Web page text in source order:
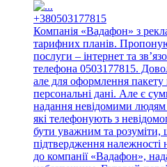
+380503177815
Компанія «Вадафон» з
тарифних планів.
послуги – інтернет та
телефона 0503177815.
але для оформлення пакету
персональні дані. Але є
надання невідомими людям
які телефонують з
бути уважним та
підтвердження
до компанії «Вадафон»,